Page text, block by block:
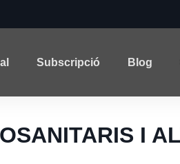
Subscripció Blog
I